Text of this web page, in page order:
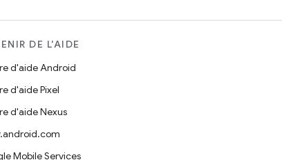
DE L'AIDE
d'aide Android
d'aide Pixel
d'aide Nexus
Mobile Services